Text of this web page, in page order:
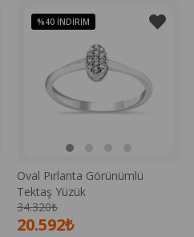
Oval Pırlanta Görünümlü
Tektaş Yüzük
20.592₺
34.320₺
%40 İNDIRIM